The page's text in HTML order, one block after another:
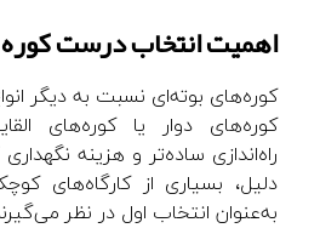
اهمیت انتخاب درست کوره
کوره‌های بوته‌ای نسبت به دیگر
کوره‌های دوار یا کوره‌های
راه‌اندازی ساده‌تر و هزینه
دلیل، بسیاری از کارگاه‌های
به‌عنوان انتخاب اول در نظر